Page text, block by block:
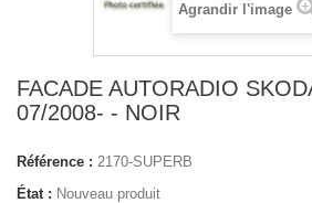
Agrandir l'image
FACADE AUTORADIO
07/2008- - NOIR
Référence : 2170-SUPERB
État : Nouveau produit